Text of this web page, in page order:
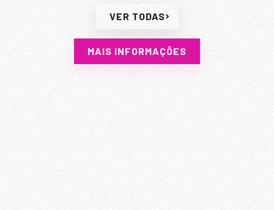
VER TODAS
MAIS INFORMAÇÕES